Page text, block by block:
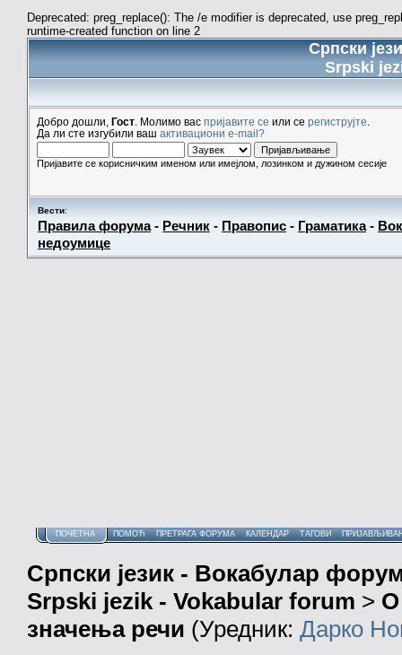
Deprecated: preg_replace(): The /e modifier is deprecated, use
runtime-created function on line 2
Српски
Srpski
Добро дошли, Гост . Молимо вас пријавите се или се региструјте
Да ли сте изгубили ваш активациони e-mail?
Пријавите се корисничким именом или имејлом, лозинком и дужином сесије
Вести:
Правила форума- Речник - Правопис - Граматика-
недоумице
ПОЧЕТНА ПОМОЋ ПРЕТРАГА ФОРУМА КАЛЕНДАР ТАГОВИ
Српски језик - Вокабулар
Srpski jezik - Vokabular forum > О
значења речи (Уредник: Дарко